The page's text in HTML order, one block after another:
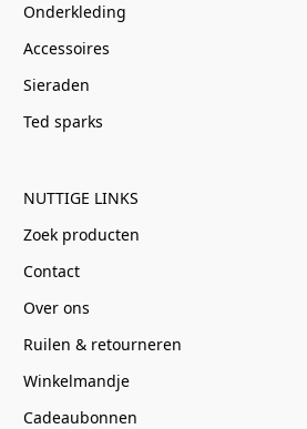
Onderkleding
Accessoires
Sieraden
Ted sparks
NUTTIGE LINKS
Zoek producten
Contact
Over ons
Ruilen & retourneren
Winkelmandje
Cadeaubonnen